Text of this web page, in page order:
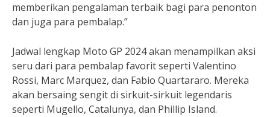
memberikan pengalaman terbaik bagi para penonton
dan juga para pembalap.”
Jadwal lengkap Moto GP 2024 akan menampilkan aksi
seru dari para pembalap favorit seperti Valentino
Rossi, Marc Marquez, dan Fabio Quartararo. Mereka
akan bersaing sengit di sirkuit-sirkuit legendaris
seperti Mugello, Catalunya, dan Phillip Island.